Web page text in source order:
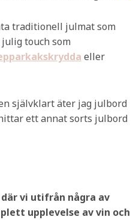
traditionell julmat som
touch som
eller
självklart äter jag julbord
ett annat sorts julbord
vi utifrån några av
upplevelse av vin och